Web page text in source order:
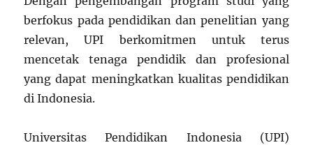
berfokus pada pendidikan dan penelitian yang
relevan, UPI berkomitmen untuk terus
mencetak tenaga pendidik dan profesional
yang dapat meningkatkan kualitas pendidikan
di Indonesia.
Universitas Pendidikan Indonesia (UPI)